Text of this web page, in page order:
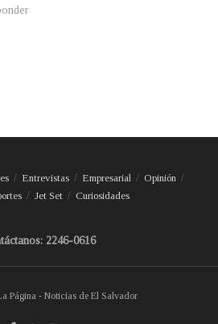
Entrevistas Empresarial
Opinión
Jet Set Curiosidades
2246-0616
Página - Noticias de El Salvador